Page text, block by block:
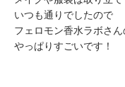
いつも通りでしたので
フェロモン香水ラボさん
やっぱりすごいです！